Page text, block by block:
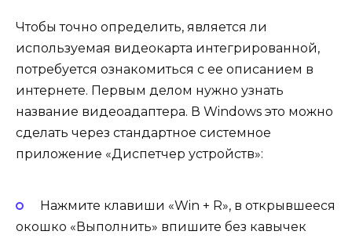
Чтобы точно определить, является ли
используемая видеокарта интегрированной,
потребуется ознакомиться с ее описанием в
интернете. Первым делом нужно узнать
название видеоадаптера. В Windows это можно
сделать через стандартное системное
приложение «Диспетчер устройств»:
Нажмите клавиши «Win + R», в открывшееся
окошко «Выполнить» впишите без кавычек